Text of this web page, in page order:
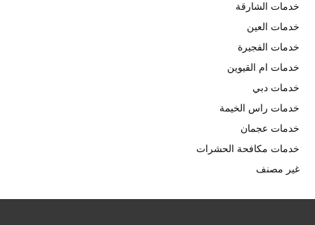
خدمات الشارقة
خدمات العين
خدمات الفجيرة
خدمات ام القيوين
خدمات دبي
خدمات راس الخيمة
خدمات عجمان
خدمات مكافحة الحشرات
غير مصنف